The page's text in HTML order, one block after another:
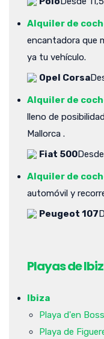
Alquiler de
encantadora que
ya tu vehículo.
Opel Corsa
Alquiler de
lleno de
Mallorca .
Fiat 500
Alquiler de
automóvil y
Peugeot 107
Playas de
Ibiza
Playa d'en
Playa de